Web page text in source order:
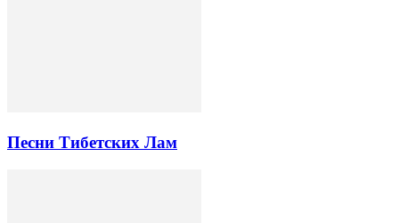
Песни Тибетских Лам